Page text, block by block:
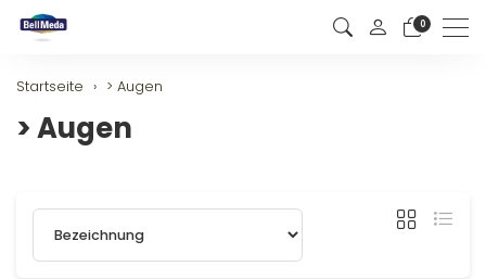
0
Startseite > Augen
> Augen
Sortierung